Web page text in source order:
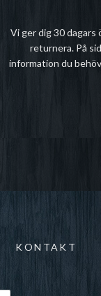
Vi ger dig 30 dagars
returnera. På
information du
KONTAKT